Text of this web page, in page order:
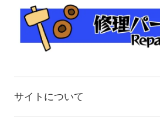
サイトについて